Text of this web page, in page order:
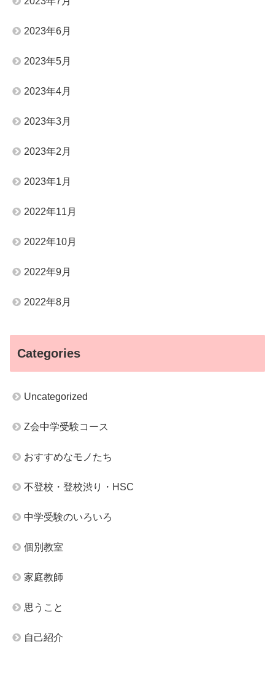
2023年6月
2023年5月
2023年4月
2023年3月
2023年2月
2023年1月
2022年11月
2022年10月
2022年9月
2022年8月
Categories
Uncategorized
Z会中学受験コース
おすすめなモノたち
不登校・登校渋り・HSC
中学受験のいろいろ
個別教室
家庭教師
思うこと
自己紹介